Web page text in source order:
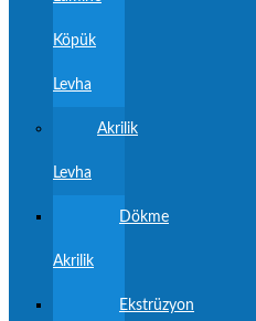
Köpük
Levha
Akrilik
Levha
Dökme
Akrilik
Ekstrüzyon